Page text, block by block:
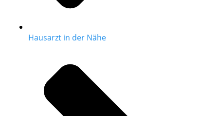
Hausarzt in der Nähe